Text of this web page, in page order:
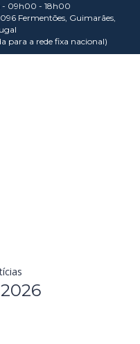
- 09h00 - 18h00
Fermentões, Guimarães,
para a rede fixa nacional)